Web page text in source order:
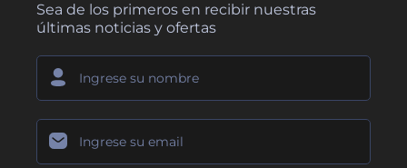
Sea de los primeros en recibir nuestras
últimas noticias y ofertas